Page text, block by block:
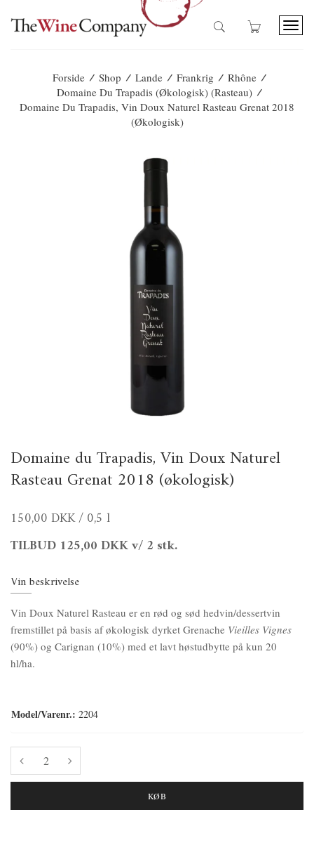
T
n
Forside / Shop / Lande / Frankrig / Rhône /
Domaine Du Trapadis (Økologisk) (Rasteau) /
Domaine Du Trapadis, Vin Doux Naturel Rasteau Grenat 2018
(økologisk)
Domaine du Trapadis, Vin Doux Naturel
Rasteau Grenat 2018 (økologisk)
150,00 DKK/ 0,5 l
TILBUD 125,00 DKKv/ 2 stk.
Vin beskrivelse
Vin Doux Naturel Rasteau er en rød og sød hedvin/dessertvin
fremstillet på basis af økologisk dyrket Grenache Vieilles Vignes
(90%) og Carignan (10%) med et lavt høstudbytte på kun 20
hl/ha.
Model/Varenr.: 2204
KØB